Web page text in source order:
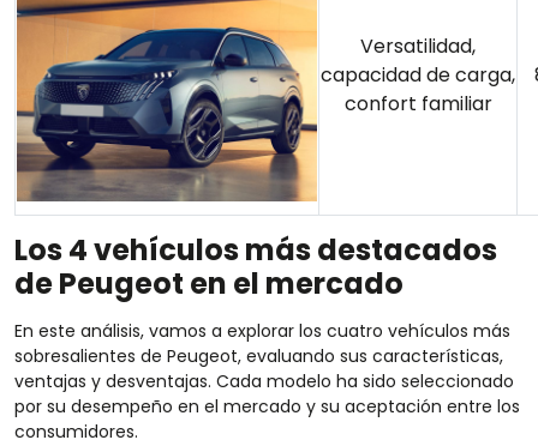
Versatilidad,
capacidad de carga,
confort familiar
Los 4 vehículos más destacados
de Peugeot en el mercado
En este análisis, vamos a explorar los cuatro vehículos más
sobresalientes de Peugeot, evaluando sus características,
ventajas y desventajas. Cada modelo ha sido seleccionado
por su desempeño en el mercado y su aceptación entre los
consumidores.